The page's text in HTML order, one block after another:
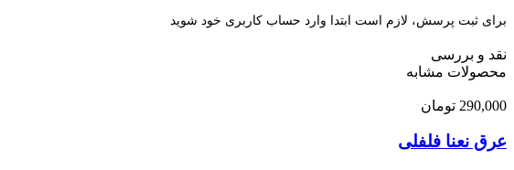
برای ثبت پرسش، لازم است ابتدا وارد حساب کاربری خود شوید
نقد و بررسی
محصولات مشابه
290,000 تومان
عرق نعنا فلفلی